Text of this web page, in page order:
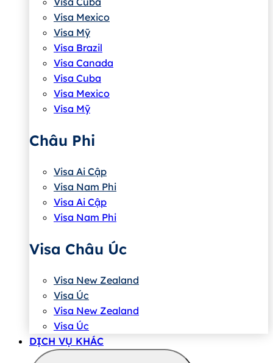
Visa Mexico
Visa Mỹ
Visa Brazil
Visa Canada
Visa Cuba
Visa Mexico
Visa Mỹ
Châu Phi
Visa Ai Cập
Visa Nam Phi
Visa Ai Cập
Visa Nam Phi
Visa Châu Úc
Visa New Zealand
Visa Úc
Visa New Zealand
Visa Úc
DỊCH VỤ KHÁC